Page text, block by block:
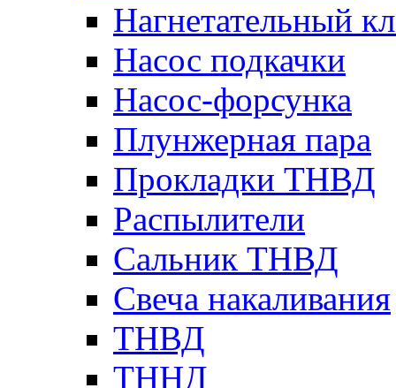
Нагнетательный
Насос подкачки
Насос-форсунка
Плунжерная пара
Прокладки ТНВД
Распылители
Сальник ТНВД
Свеча накаливания
ТНВД
ТННД